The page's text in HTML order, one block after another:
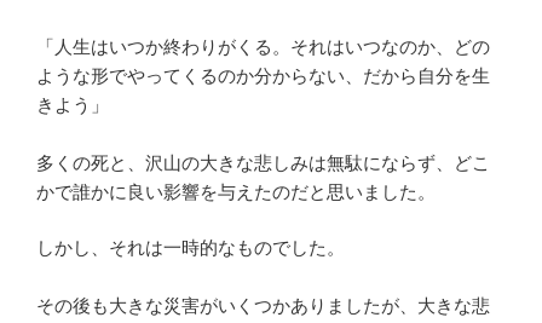
「人生はいつか終わりがくる。それはいつなのか、どの
ような形でやってくるのか分からない、だから自分を生
きよう」
多くの死と、沢山の大きな悲しみは無駄にならず、どこ
かで誰かに良い影響を与えたのだと思いました。
しかし、それは一時的なものでした。
その後も大きな災害がいくつかありましたが、大きな悲